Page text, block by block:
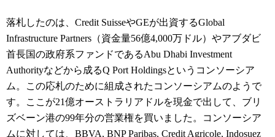
落札したのは、Credit SuisseやGEが出資するGlobal
Infrastructure Partners（資金量56億4,000万ドル）やアブダビ
首長国の政府系ファンドであるAbu Dhabi Investment
Authorityなどから成るQ Port Holdingsというコンソーシア
ム。この応札のために組成されたコンソーシアムのようで
す。ここが21億オーストラリアドルを現金で出して、ブリ
ズベーン港の99年分の営業権を買いました。コンソーシア
ムに対しては、BBVA, BNP Paribas, Credit Agricole, Indosuez